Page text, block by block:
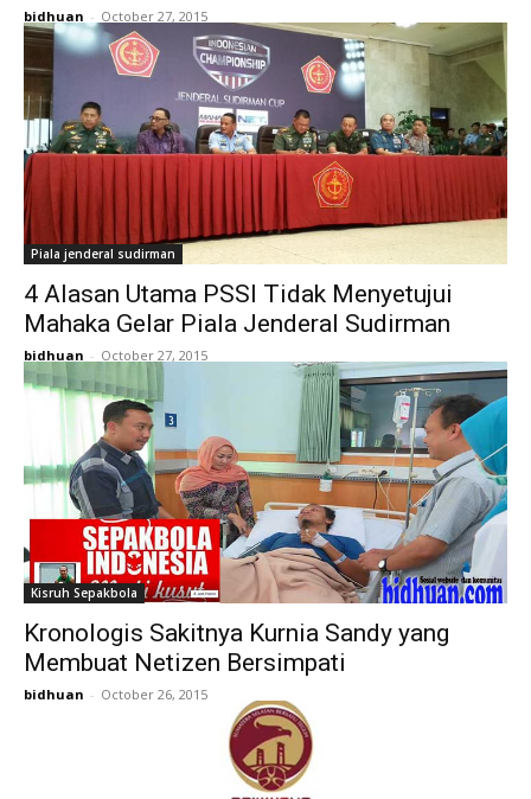
bidhuan - October 27, 2015
Piala jenderal sudirman
4 Alasan Utama PSSI Tidak Menyetujui
Mahaka Gelar Piala Jenderal Sudirman
bidhuan - October 27, 2015
Kisruh Sepakbola
Kronologis Sakitnya Kurnia Sandy yang
Membuat Netizen Bersimpati
bidhuan - October 26, 2015